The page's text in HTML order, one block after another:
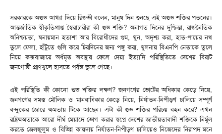
সরকারকে অশুভ আখ্যা দিয়ে রিজভী বলেন, মানুষ দিন গুনছে এই অশুভ শক্তির পতনের।
আন্তর্জাতিক স্বীকৃতিপ্রাপ্ত স্বৈরাচারীরা কী শুভ শক্তি? অনাগত দিনের দুশ্চিন্তা, রাজনৈতিক
অনিশ্চয়তা, ঘনায়মান হতাশা আর বিরোধীদের গুম, খুন, অদৃশ্য করা, হাত-পায়ের নখ
তুলে ফেলা, হাঁটুতে গুলি করে চিরদিনের জন্য পঙ্গু করা, খুলনায় বিএনপি নেতাকে তুলে
নিয়ে কক্সবাজারে অর্ধমৃত অবস্থায় ফেলে দেয়া ইত্যাদি পরিস্থিতিতে দেশের বিরাট
জনগোষ্ঠী প্রাণখুলে হাসতে পর্যন্ত ভুলে গেছে।
এই পরিস্থিতি কী কোনো শুভ শক্তির লক্ষণ? জনগণের ভোটের অধিকার কেড়ে নিয়ে,
জনগণের সমস্ত মৌলিক ও মানবাধিকার কেড়ে নিয়ে, নির্যাতন-নিপীড়ণ চালিয়ে সম্পূর্ণ
বন্দুকের জোরে ক্ষমতায় টিকে আছেন। এটা কী শুভ শক্তির পরিচয় বহন করে? এখন
রাষ্ট্রক্ষমতাকে আরো দীর্ঘ মেয়াদে ভোগ করার স্বপ্নে দেশের জাতীয়তাবাদী শক্তিকে নির্মূল
করতে জেলজুলুম ও বিভিন্ন কায়দায় নির্যাতন-নিপীড়ণ চালিয়েও নিজেদের নিরাপদ মনে